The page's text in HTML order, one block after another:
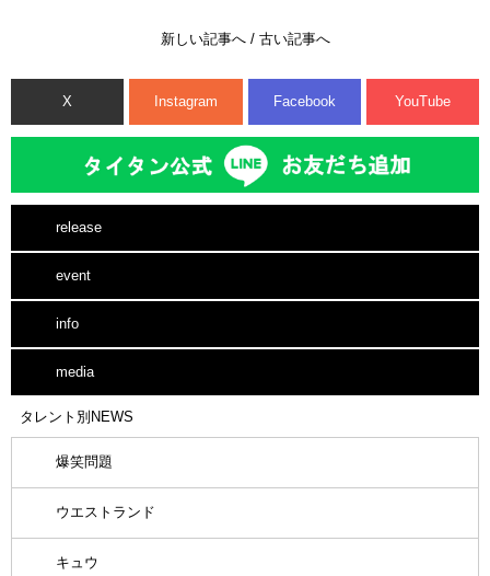
新しい記事へ/ 古い記事へ
X Instagram Facebook YouTube
release
event
info
media
タレント別NEWS
爆笑問題
ウエストランド
キュウ